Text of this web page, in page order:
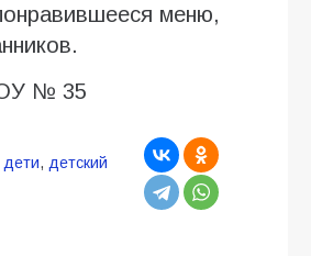
меню,
№ 35
дети, детский